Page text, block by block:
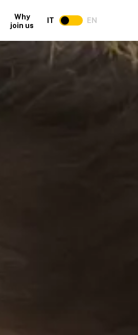
Why
join us
IT EN